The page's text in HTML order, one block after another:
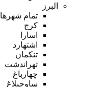
البرز
تمام شهر‌ها
کرج
اسارا
اشتهارد
تنکمان
تهراندشت
چهارباغ
ساوجبلاغ